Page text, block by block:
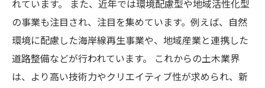
れています。 また、近年では環境配慮型や地域活性化型
の事業も注目され、注目を集めています。例えば、自然
環境に配慮した海岸線再生事業や、地域産業と連携した
道路整備などが行われています。 これからの土木業界
は、より高い技術力やクリエイティブ性が求められ、新